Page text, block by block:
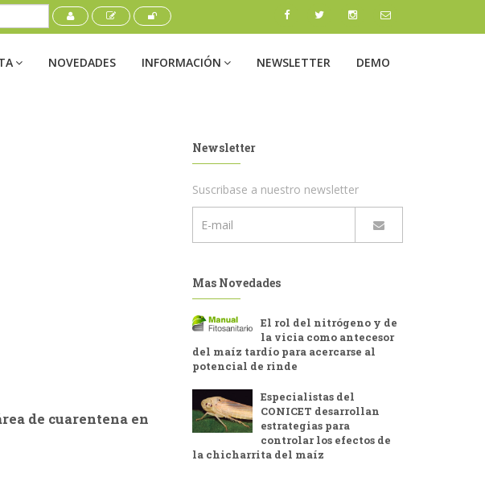
NOVEDADES INFORMACIÓN NEWSLETTER DEMO
de cuarentena en
Newsletter
Suscribase a nuestro newsletter
Mas Novedades
El rol del nitrógeno y de
la vicia como antecesor
del maíz tardío para acercarse al
potencial de rinde
Especialistas del
CONICET desarrollan
estrategias para
controlar los efectos de
la chicharrita del maíz